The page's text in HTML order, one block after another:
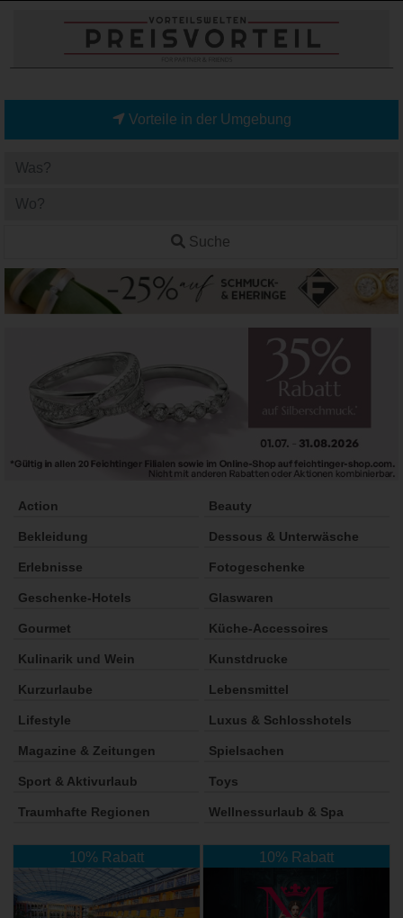
Vorteile in der Umgebung
Suche
Action Beauty
Bekleidung Dessous & Unterwäsche
Erlebnisse Fotogeschenke
Geschenke-Hotels Glaswaren
Gourmet Küche-Accessoires
Kulinarik und Wein Kunstdrucke
Kurzurlaube Lebensmittel
Lifestyle Luxus & Schlosshotels
Magazine & Zeitungen Spielsachen
Sport & Aktivurlaub Toys
Traumhafte Regionen Wellnessurlaub & Spa
10% Rabatt 10% Rabatt